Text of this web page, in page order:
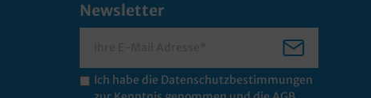
Newsletter
Ich habe die Datenschutzbestimmungen